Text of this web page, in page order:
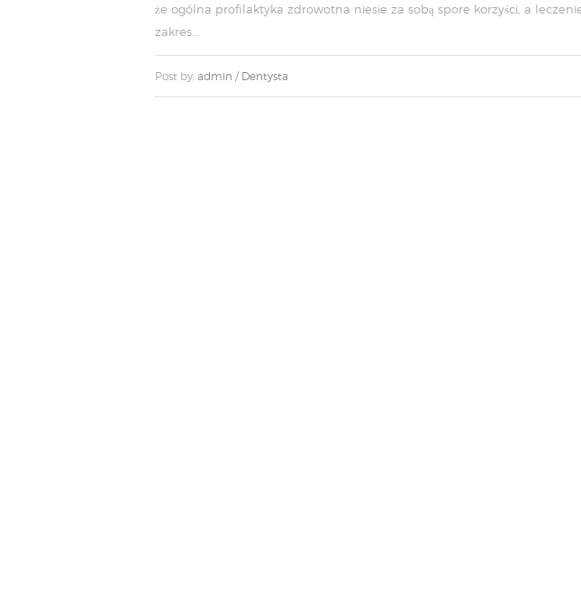
że ogólna profilaktyka zdrowotna niesie za sobą spore korzyści, a
zakres...
Post by: admin / Dentysta